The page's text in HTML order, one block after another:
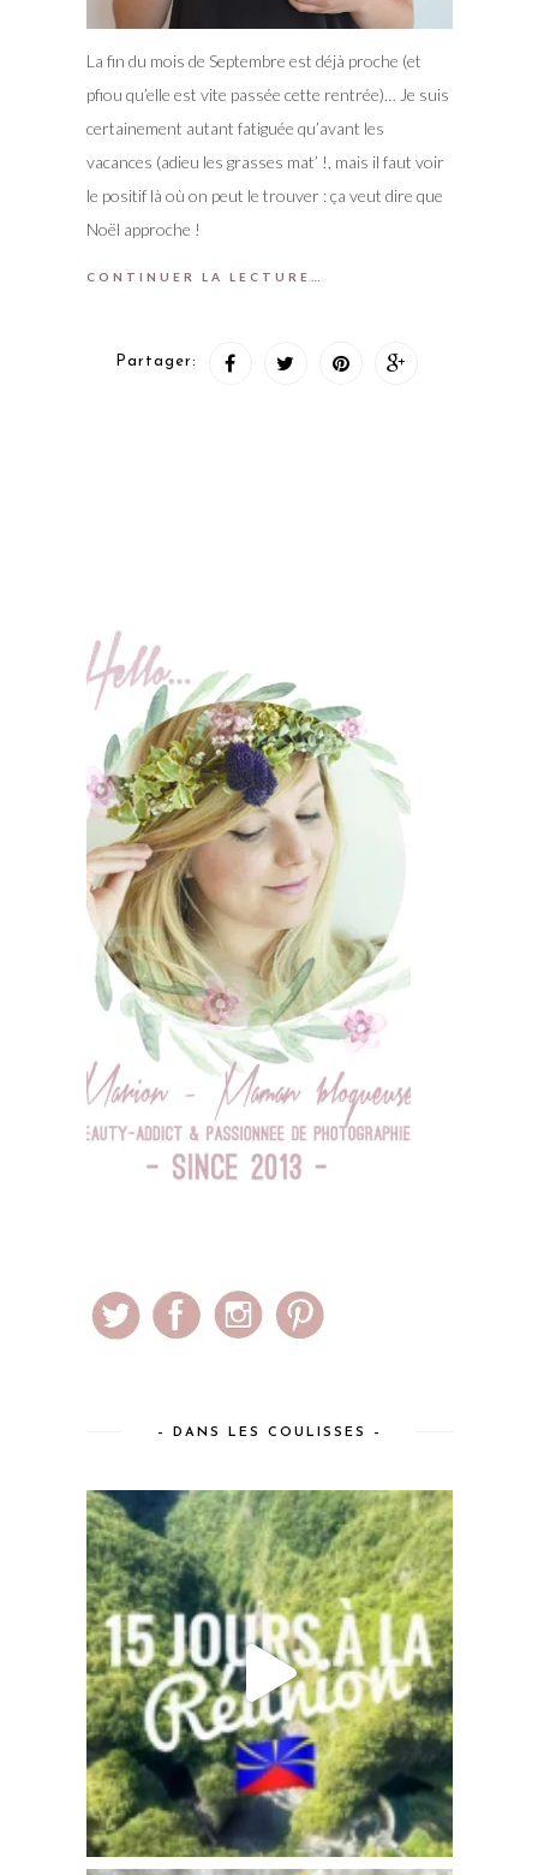
La fin du mois de Septembre est déjà proche (et
pfiou qu’elle est vite passée cette rentrée)… Je suis
certainement autant fatiguée qu’avant les
vacances (adieu les grasses mat’ !, mais il faut voir
le positif là où on peut le trouver : ça veut dire que
Noël approche !
CONTINUER LA LECTURE…
Partager:
– DANS LES COULISSES –